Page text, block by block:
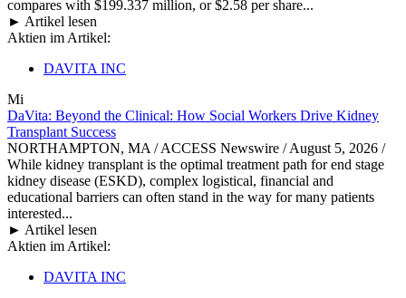
compares with $199.337 million, or $2.58 per share...
► Artikel lesen
Aktien im Artikel:
DAVITA INC
Mi
DaVita: Beyond the Clinical: How Social Workers Drive Kidney
Transplant Success
NORTHAMPTON, MA / ACCESS Newswire / August 5, 2026 /
While kidney transplant is the optimal treatment path for end stage
kidney disease (ESKD), complex logistical, financial and
educational barriers can often stand in the way for many patients
interested...
► Artikel lesen
Aktien im Artikel:
DAVITA INC